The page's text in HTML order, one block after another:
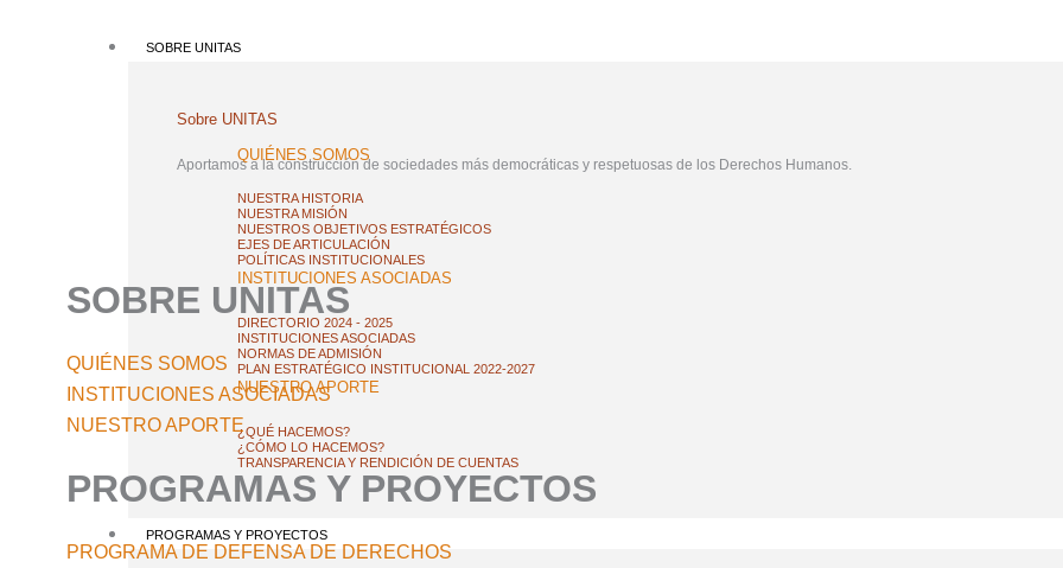
SOBRE UNITAS
Sobre UNITAS
Aportamos a la construcción de sociedades más democráticas y respetuosas de los Derechos Humanos.
QUIÉNES SOMOS
NUESTRA HISTORIA
NUESTRA MISIÓN
NUESTROS OBJETIVOS ESTRATÉGICOS
EJES DE ARTICULACIÓN
POLÍTICAS INSTITUCIONALES
INSTITUCIONES ASOCIADAS
DIRECTORIO 2024 - 2025
INSTITUCIONES ASOCIADAS
NORMAS DE ADMISIÓN
PLAN ESTRATÉGICO INSTITUCIONAL 2022-2027
NUESTRO APORTE
¿QUÉ HACEMOS?
¿CÓMO LO HACEMOS?
TRANSPARENCIA Y RENDICIÓN DE CUENTAS
PROGRAMAS Y PROYECTOS
SOBRE UNITAS
QUIÉNES SOMOS
INSTITUCIONES ASOCIADAS
NUESTRO APORTE
PROGRAMAS Y PROYECTOS
PROGRAMA DE DEFENSA DE DERECHOS